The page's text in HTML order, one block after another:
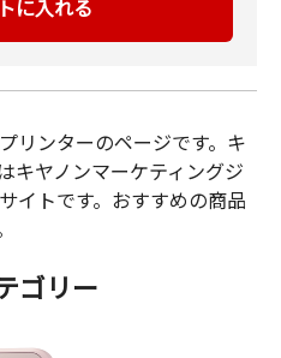
リンターのページです。キ
キヤノンマーケティングジ
イトです。おすすめの商品
ゴリー